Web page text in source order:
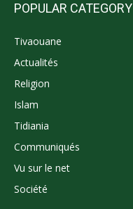
POPULAR CATEGORY
Tivaouane
Actualités
Religion
Islam
Tidiania
Communiqués
Vu sur le net
Société